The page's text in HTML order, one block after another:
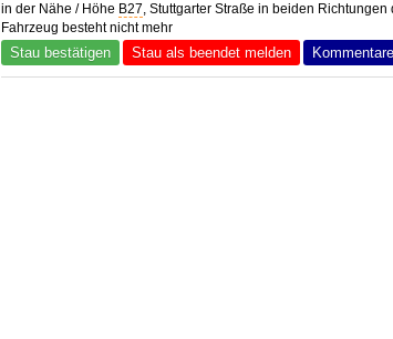
in der Nähe / Höhe B27, Stuttgarter Straße in beiden
Fahrzeug besteht nicht mehr
Stau bestätigen Stau als beendet melden